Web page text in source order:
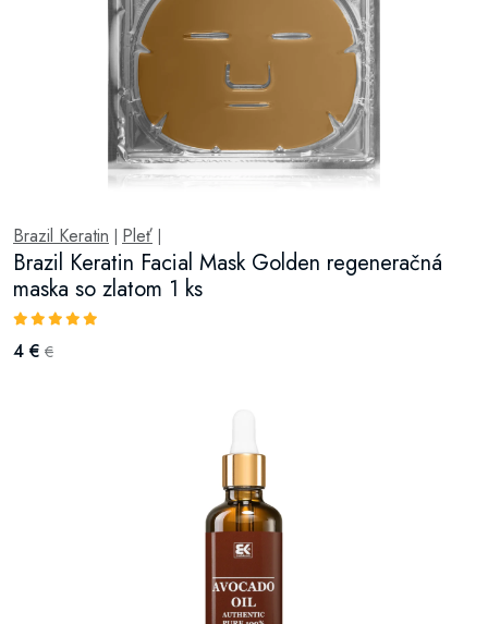
Brazil Keratin Pleť
Brazil Keratin Facial Mask Golden regeneračná
maska so zlatom 1 ks
4 € €